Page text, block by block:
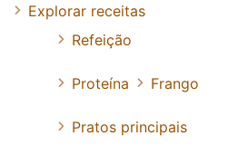
Explorar receitas
Refeição
Proteína Frango
Pratos principais